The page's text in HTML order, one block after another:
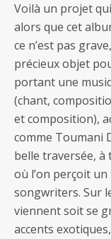
Voilà un projet
alors que cet
ce n’est pas
précieux objet
portant une
(chant,
et composition),
comme Toumani
belle traversée,
où l’on perçoit
songwriters. Sur
viennent soit se
accents